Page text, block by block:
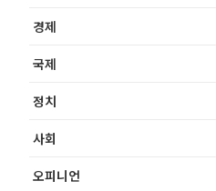
경제
국제
정치
사회
오피니언